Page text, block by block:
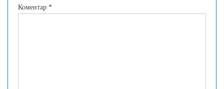
Коментар *